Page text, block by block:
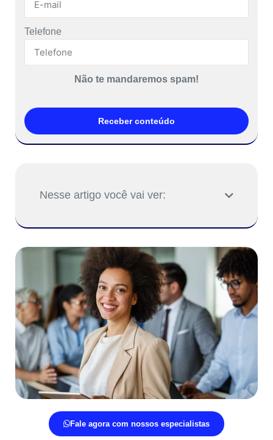
Telefone
Não te mandaremos spam!
Receber conteúdo
Nesse artigo você vai ver:
Fale agora com nossos especialistas